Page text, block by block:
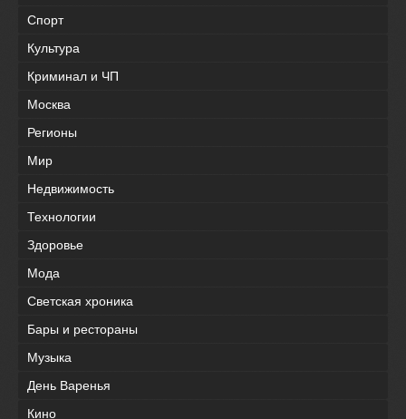
Спорт
Культура
Криминал и ЧП
Москва
Регионы
Мир
Недвижимость
Технологии
Здоровье
Мода
Светская хроника
Бары и рестораны
Музыка
День Варенья
Кино